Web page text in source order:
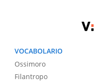
VOCABOLARIO
Ossimoro
Filantropo